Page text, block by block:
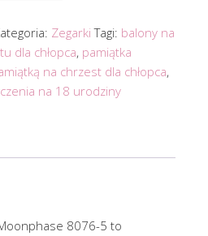
Zegarki Tagi: balony na
dla chłopca, pamiątka
na chrzest dla chłopca,
na 18 urodziny
8076-5 to